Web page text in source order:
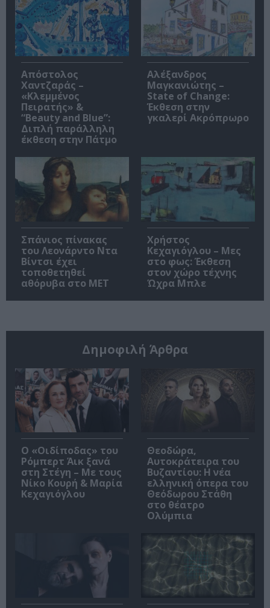
Απόστολος
Χαντζαράς –
«Κλεμμένος
Πειρατής» &
“Beauty and Blue”:
Διπλή παράλληλη
έκθεση στην Πάτμο
Αλέξανδρος
Μαγκανιώτης –
State of Change:
Έκθεση στην
γκαλερί Ακρόπρωρο
Σπάνιος πίνακας
του Λεονάρντο Ντα
Βίντσι έχει
τοποθετηθεί
αθόρυβα στο MET
Χρήστος
Κεχαγιόγλου – Μες
στο φως: Έκθεση
στον χώρο τέχνης
Ώχρα Μπλε
Δημοφιλή Άρθρα
O «Οιδίποδας» του
Ρόμπερτ Άικ ξανά
στη Στέγη – Με τους
Νίκο Κουρή & Μαρία
Κεχαγιόγλου
Θεοδώρα,
Αυτοκράτειρα του
Βυζαντίου: Η νέα
ελληνική όπερα του
Θεόδωρου Στάθη
στο θέατρο
Ολύμπια